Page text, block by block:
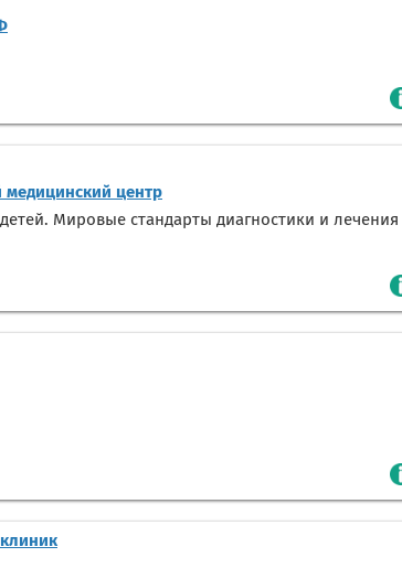
центр
Мировые стандарты диагностики и лечения